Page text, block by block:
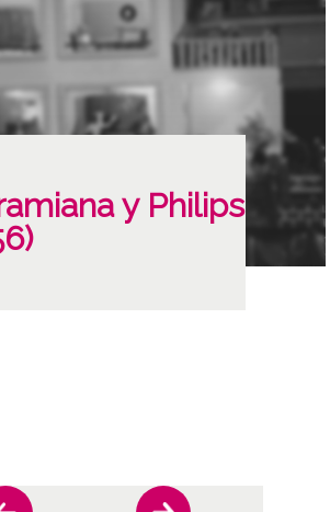
y Philips